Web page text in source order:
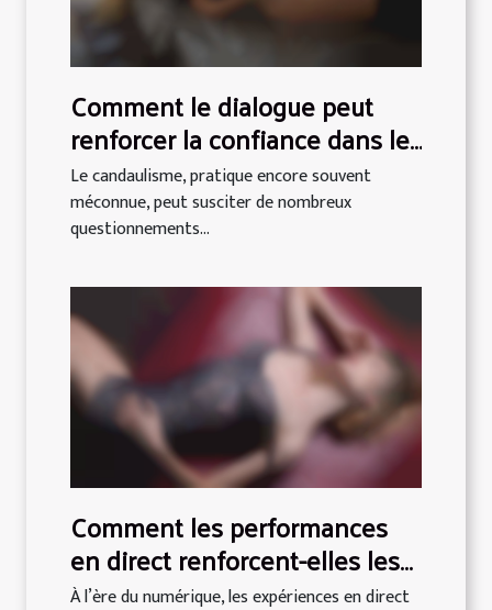
Comment le dialogue peut
renforcer la confiance dans le
candaulisme ?
Le candaulisme, pratique encore souvent
méconnue, peut susciter de nombreux
questionnements...
Comment les performances
en direct renforcent-elles les
interactions en ligne ?
À l’ère du numérique, les expériences en direct